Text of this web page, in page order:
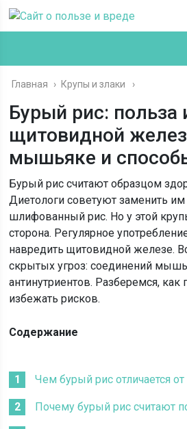
Главная › Крупы и злаки
Бурый рис: польза
щитовидной
мышьяке и
Бурый рис считают образцом
Диетологи советуют заменить
шлифованный рис. Но у этой
сторона. Регулярное
навредить щитовидной железе.
скрытых угроз: соединений
антинутриентов. Разберемся, как
избежать рисков.
Содержание
Чем бурый рис отличается от
Почему бурый рис считают